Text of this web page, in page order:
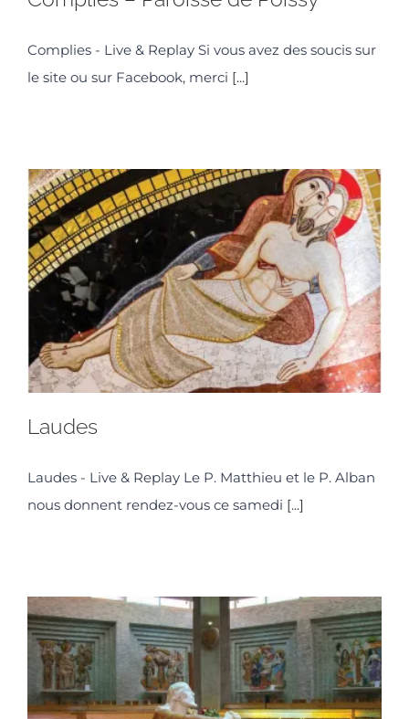
Complies - Live & Replay Si vous avez des soucis sur
le site ou sur Facebook, merci [...]
Laudes
Laudes - Live & Replay Le P. Matthieu et le P. Alban
nous donnent rendez-vous ce samedi [...]